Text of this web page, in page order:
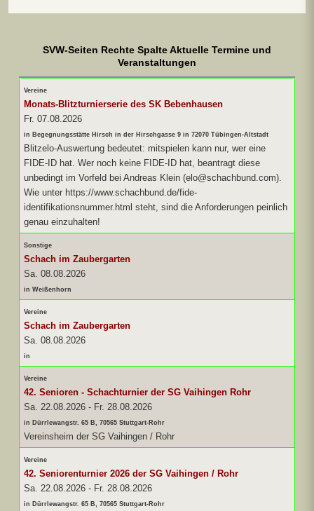
SVW-Seiten Rechte Spalte Aktuelle Termine und
Veranstaltungen
Vereine
Monats-Blitzturnierserie des SK Bebenhausen
Fr. 07.08.2026
in Begegnungsstätte Hirsch in der Hirschgasse 9 in 72070 Tübingen-Altstadt
Blitzelo-Auswertung bedeutet: mitspielen kann nur, wer eine
FIDE-ID hat. Wer noch keine FIDE-ID hat, beantragt diese
unbedingt im Vorfeld bei Andreas Klein (elo@schachbund.com).
Wie unter https://www.schachbund.de/fide-
identifikationsnummer.html steht, sind die Anforderungen peinlich
genau einzuhalten!
Sonstige
Schach im Zaubergarten
Sa. 08.08.2026
in Weißenhorn
Vereine
Schach im Zaubergarten
Sa. 08.08.2026
in
Vereine
42. Senioren - Schachturnier der SG Vaihingen Rohr
Sa. 22.08.2026 - Fr. 28.08.2026
in Dürrlewangstr. 65 B, 70565 Stuttgart-Rohr
Vereinsheim der SG Vaihingen / Rohr
Vereine
42. Seniorenturnier 2026 der SG Vaihingen / Rohr
Sa. 22.08.2026 - Fr. 28.08.2026
in Dürrlewangstr. 65 B, 70565 Stuttgart-Rohr